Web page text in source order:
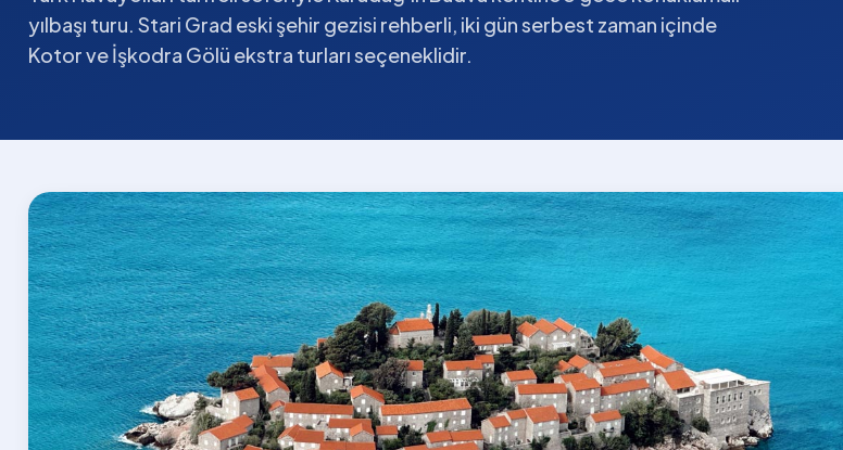
yılbaşı turu. Stari Grad eski şehir gezisi rehberli, iki gün serbest zaman içinde
Kotor ve İşkodra Gölü ekstra turları seçeneklidir.